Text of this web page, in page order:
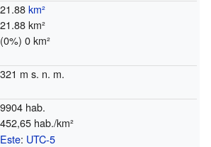
21.88km²
21.88 km²
(0%) 0 km²
321 m s. n. m.
9904 hab.
452,65 hab./km²
Este: UTC-5